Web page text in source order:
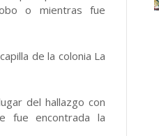
o mientras fue
de la colonia La
del hallazgo con
fue encontrada la